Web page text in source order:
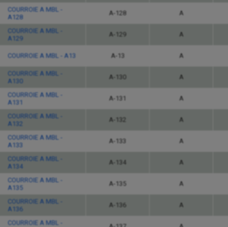
COURROIE A MBL -
A128
A-128 A
COURROIE A MBL -
A129
A-129 A
COURROIE A MBL - A13 A-13 A
COURROIE A MBL -
A130
A-130 A
COURROIE A MBL -
A131
A-131 A
COURROIE A MBL -
A132
A-132 A
COURROIE A MBL -
A133
A-133 A
COURROIE A MBL -
A134
A-134 A
COURROIE A MBL -
A135
A-135 A
COURROIE A MBL -
A136
A-136 A
COURROIE A MBL -